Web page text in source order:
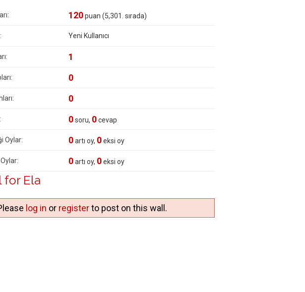
120puan (5,301 . sırada)
Yeni Kullanıcı
1
0
0
0soru, 0cevap
Oylar: 0artı oy, 0eksi oy
Oylar: 0artı oy, 0eksi oy
for Ela
log in or registerto post on this wall.